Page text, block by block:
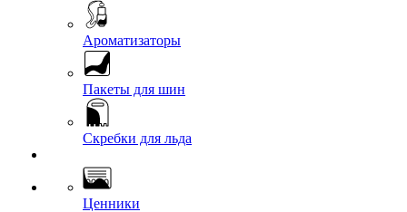
Ароматизаторы
Пакеты для шин
Скребки для льда
Ценники